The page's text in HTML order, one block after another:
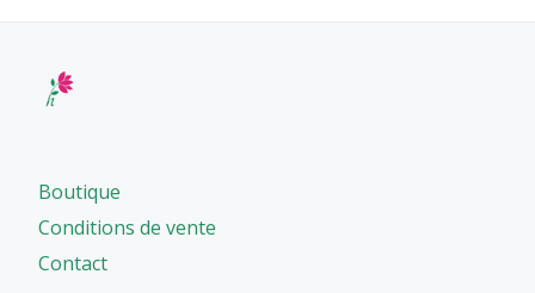
Boutique
Conditions de vente
Contact